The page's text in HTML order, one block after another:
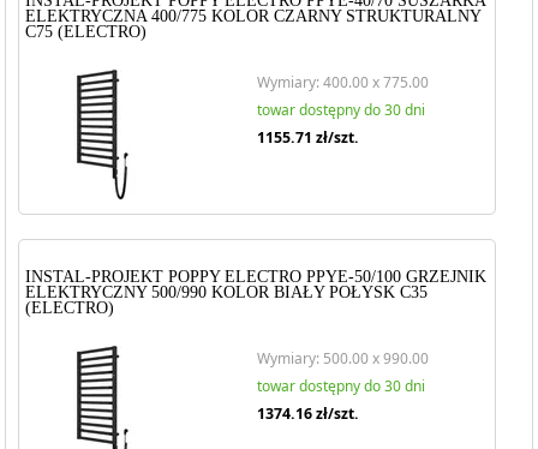
ELEKTRYCZNA 400/775 KOLOR CZARNY STRUKTURALNY
C75 (ELECTRO)
Wymiary: 400.00 x 775.00
towar dostępny do 30 dni
1155.71 zł/szt.
INSTAL-PROJEKT POPPY ELECTRO PPYE-50/100 GRZEJNIK
ELEKTRYCZNY 500/990 KOLOR BIAŁY POŁYSK C35
(ELECTRO)
Wymiary: 500.00 x 990.00
towar dostępny do 30 dni
1374.16zł/szt.